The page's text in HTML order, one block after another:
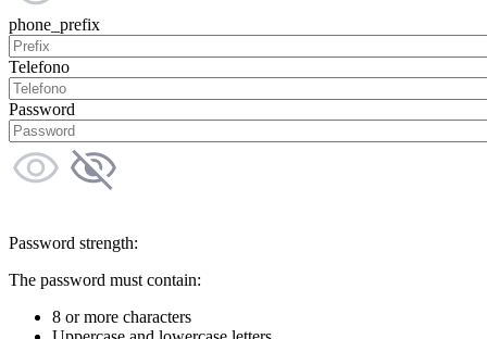
phone_prefix
Telefono
Password
Password strength:
The password must contain:
8 or more characters